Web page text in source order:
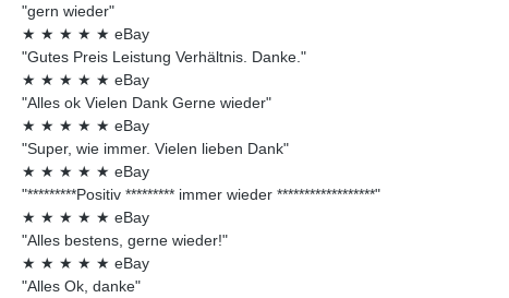
"gern wieder"
★ ★ ★ ★ ★ eBay
"Gutes Preis Leistung Verhältnis. Danke."
★ ★ ★ ★ ★ eBay
"Alles ok Vielen Dank Gerne wieder"
★ ★ ★ ★ ★ eBay
"Super, wie immer. Vielen lieben Dank"
★ ★ ★ ★ ★ eBay
"*********Positiv ********* immer wieder ******************"
★ ★ ★ ★ ★ eBay
"Alles bestens, gerne wieder!"
★ ★ ★ ★ ★ eBay
"Alles Ok, danke"